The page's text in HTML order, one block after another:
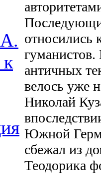
относились
античных
велось уже
Николай
Южной
сбежал из
Теодорика